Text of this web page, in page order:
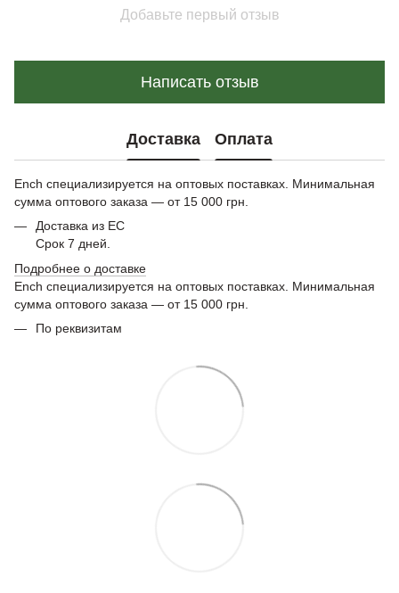
Добавьте первый отзыв
Написать отзыв
Доставка Оплата
Ench специализируется на оптовых поставках. Минимальная
сумма оптового заказа — от 15 000 грн.
Доставка из ЕС
Срок 7 дней.
Подробнее о доставке
Ench специализируется на оптовых поставках. Минимальная
сумма оптового заказа — от 15 000 грн.
По реквизитам